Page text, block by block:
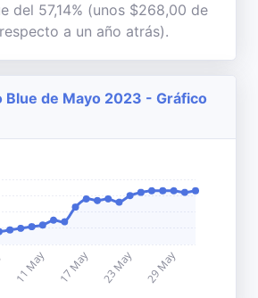
del 57,14% (unos $268,00 de
a un año atrás).
Blue de Mayo 2023 - Gráfico